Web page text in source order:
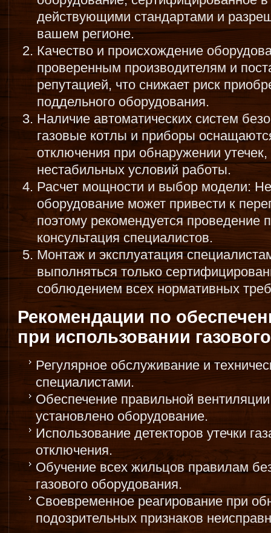
действующими стандартами и
вашем регионе.
Качество и происхождение
проверенным производителям и
репутацией, что снижает риск
поддельного оборудования.
Наличие автоматических систем
газовые котлы и приборы
отключения при обнаружении
нестабильных условий работы.
Расчет мощности и выбор модели:
оборудование может привести к
поэтому рекомендуется проведение
консультация специалистов.
Монтаж и эксплуатация
выполняться только
соблюдением всех нормативных
Рекомендации по
при использовании
Регулярное обслуживание и
специалистами.
Обеспечение правильной
установлено оборудование.
Использование детекторов утечки
отключения.
Обучение всех жильцов правилам
газового оборудования.
Своевременное реагирование при
подозрительных признаков